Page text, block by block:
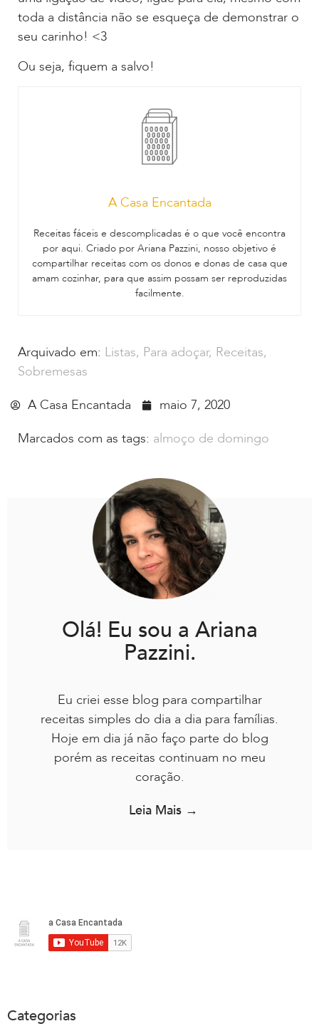
toda a distância não se esqueça de demonstrar o
seu carinho! <3
Ou seja, fiquem a salvo!
A Casa Encantada
Receitas fáceis e descomplicadas é o que você encontra
por aqui. Criado por Ariana Pazzini, nosso objetivo é
compartilhar receitas com os donos e donas de casa que
amam cozinhar, para que assim possam ser reproduzidas
facilmente.
Arquivado em: Listas, Para adoçar, Receitas,
Sobremesas
A Casa Encantada
maio 7, 2020
Marcados com as tags: almoço de domingo
Olá! Eu sou a Ariana
Pazzini.
Eu criei esse blog para compartilhar
receitas simples do dia a dia para famílias.
Hoje em dia já não faço parte do blog
porém as receitas continuam no meu
coração.
Leia Mais →
Categorias